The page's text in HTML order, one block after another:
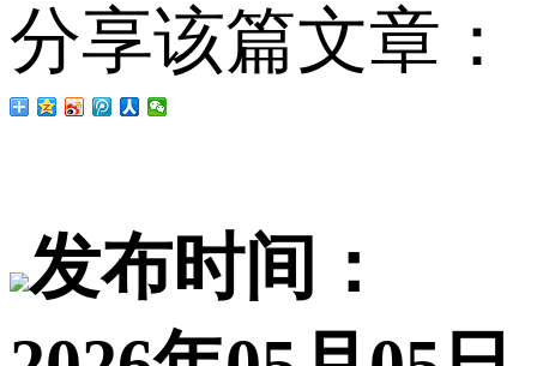
分享该篇文章：
发布时间：